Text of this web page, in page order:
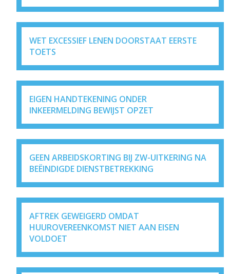
WET EXCESSIEF LENEN DOORSTAAT EERSTE
TOETS
EIGEN HANDTEKENING ONDER
INKEERMELDING BEWIJST OPZET
GEEN ARBEIDSKORTING BIJ ZW-UITKERING NA
BEËINDIGDE DIENSTBETREKKING
AFTREK GEWEIGERD OMDAT
HUUROVEREENKOMST NIET AAN EISEN
VOLDOET